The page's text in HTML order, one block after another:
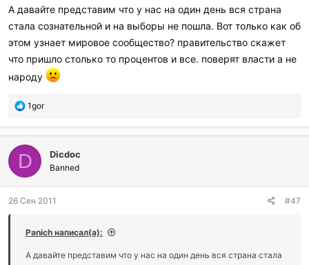
А давайте представим что у нас на один день вся страна
стала сознательной и на выборы не пошла. Вот только как об
этом узнает мировое сообщество? правительство скажет
что пришло столько то процентов и все. поверят власти а не
народу
П
б
л
а
г
о
а
и
и
1gor
D Dicdoc
Banned
26 Сен 2011 #47
Panich написал(а):
А давайте представим что у нас на один день вся страна стала